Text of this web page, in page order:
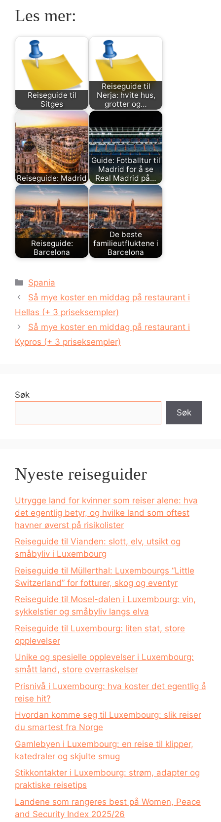
Les mer:
Reiseguide til
Sitges
Reiseguide til
Nerja: hvite hus,
grotter og…
Reiseguide: Madrid
Guide: Fotballtur til
Madrid for å se
Real Madrid på…
Reiseguide:
Barcelona
De beste
familieutfluktene i
Barcelona
Kategorier
Spania
Så mye koster en middag på restaurant i
Hellas (+ 3 priseksempler)
Så mye koster en middag på restaurant i
Kypros (+ 3 priseksempler)
Søk
Søk
Nyeste reiseguider
Utrygge land for kvinner som reiser alene: hva
det egentlig betyr, og hvilke land som oftest
havner øverst på risikolister
Reiseguide til Vianden: slott, elv, utsikt og
småbyliv i Luxembourg
Reiseguide til Müllerthal: Luxembourgs “Little
Switzerland” for fotturer, skog og eventyr
Reiseguide til Mosel-dalen i Luxembourg: vin,
sykkelstier og småbyliv langs elva
Reiseguide til Luxembourg: liten stat, store
opplevelser
Unike og spesielle opplevelser i Luxembourg:
smått land, store overraskelser
Prisnivå i Luxembourg: hva koster det egentlig å
reise hit?
Hvordan komme seg til Luxembourg: slik reiser
du smartest fra Norge
Gamlebyen i Luxembourg: en reise til klipper,
katedraler og skjulte smug
Stikkontakter i Luxembourg: strøm, adapter og
praktiske reisetips
Landene som rangeres best på Women, Peace
and Security Index 2025/26